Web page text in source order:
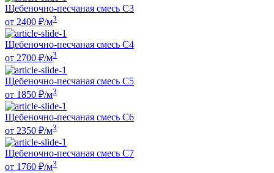
Щебеночно-песчаная смесь С3
от 2400 ₽/м3
Щебеночно-песчаная смесь С4
от 2700 ₽/м3
Щебеночно-песчаная смесь С5
от 1850 ₽/м3
Щебеночно-песчаная смесь С6
от 2350 ₽/м3
Щебеночно-песчаная смесь С7
от 1760 ₽/м3